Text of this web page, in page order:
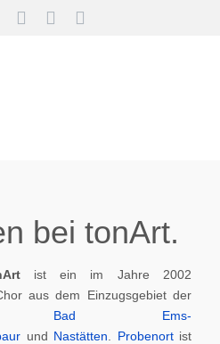
bei tonArt.
ist ein im Jahre 2002
aus dem Einzugsgebiet der
Bad Ems-
und Nastätten Probenortist